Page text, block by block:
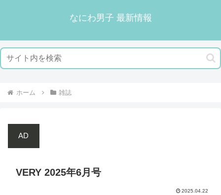
なにわ男子 最新情報
ホーム 雑誌
AD
VERY 2025年6月号
2025.04.22